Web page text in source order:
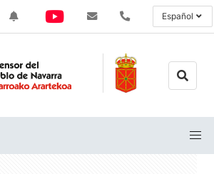
Español